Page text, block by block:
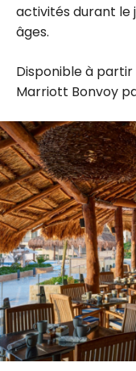
activités durant le
âges.
Disponible à partir
Marriott Bonvoy